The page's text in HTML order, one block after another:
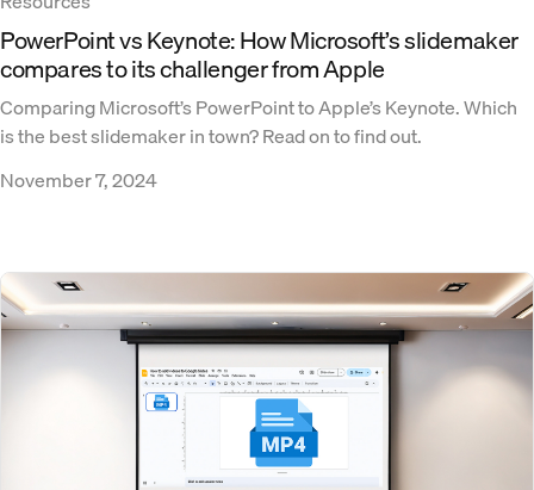
PowerPoint vs Keynote: How Microsoft’s slidemaker
compares to its challenger from Apple
Comparing Microsoft’s PowerPoint to Apple’s Keynote. Which
is the best slidemaker in town? Read on to find out.
November 7, 2024